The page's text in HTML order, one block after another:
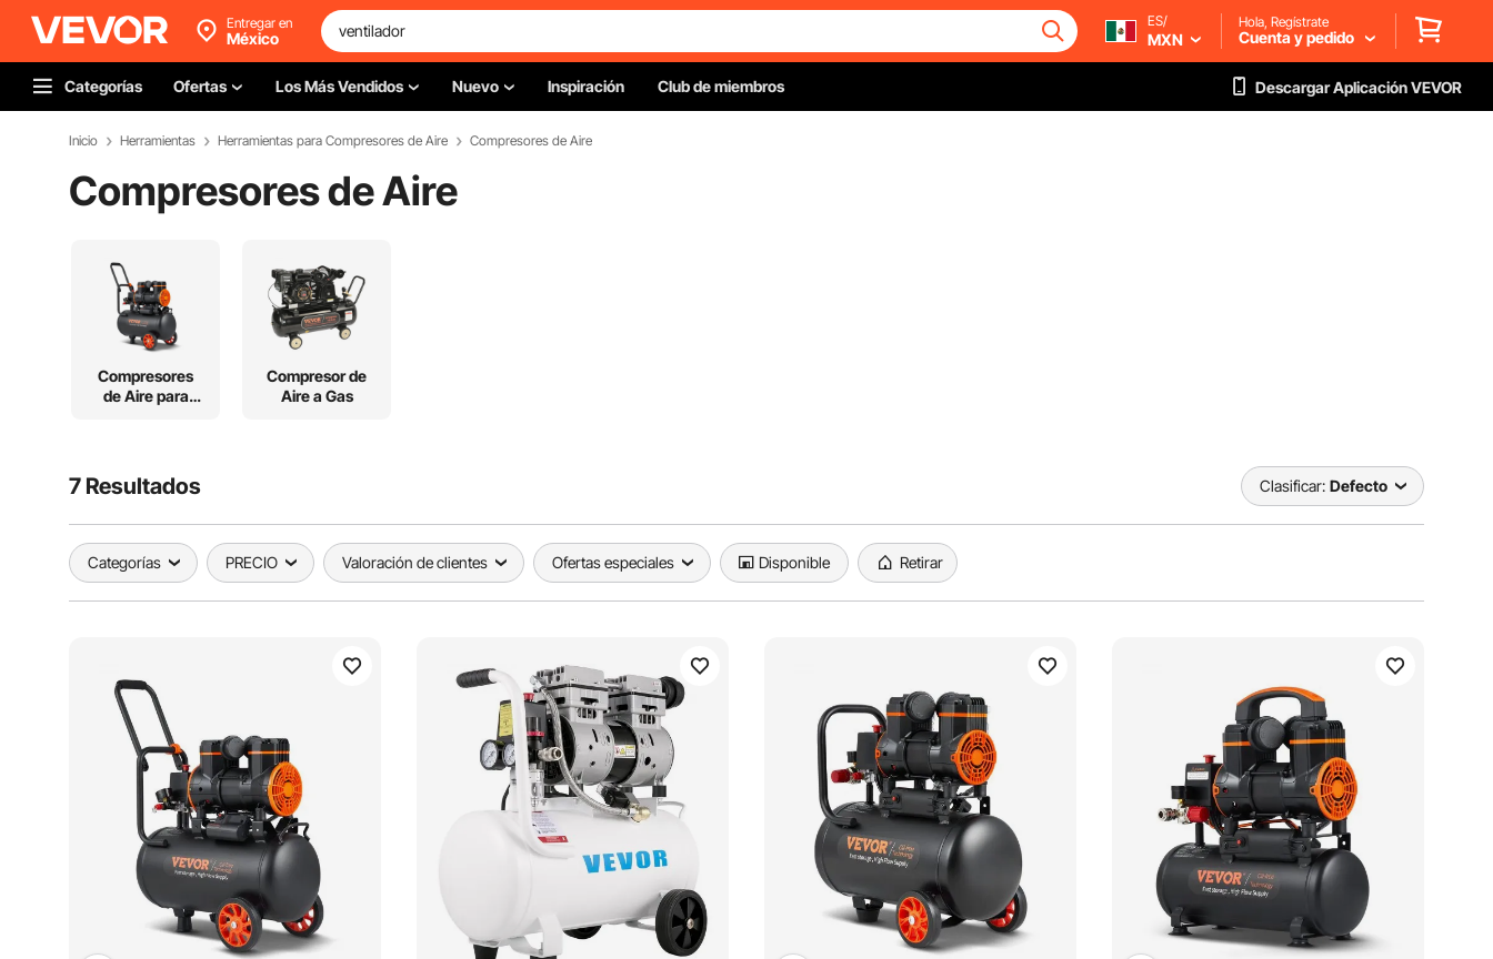
Entregar en
México
ES/
MXN
Hola, Regístrate
Cuenta y pedido
Categorías Ofertas Los Más Vendidos Nuevo Inspiración Club de miembros Descargar Aplicación VEVOR
Inicio Herramientas Herramientas para Compresores de Aire Compresores de Aire
Compresores de Aire
Compresores
de Aire para
Compresor de
Aire a Gas
7 Resultados Clasificar: Defecto
Categorías PRECIO Valoración de clientes Ofertas especiales Disponible Retirar